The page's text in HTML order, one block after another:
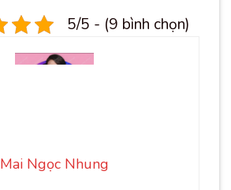
5/5 - (9 bình chọn)
Mai Ngọc Nhung